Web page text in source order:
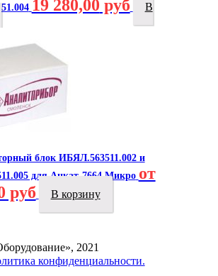
19 280,00 руб
В
блок ИБЯЛ.563511.002 и
для Анкат-7664 Микро от
руб
В корзину
2021
конфиденциальности.